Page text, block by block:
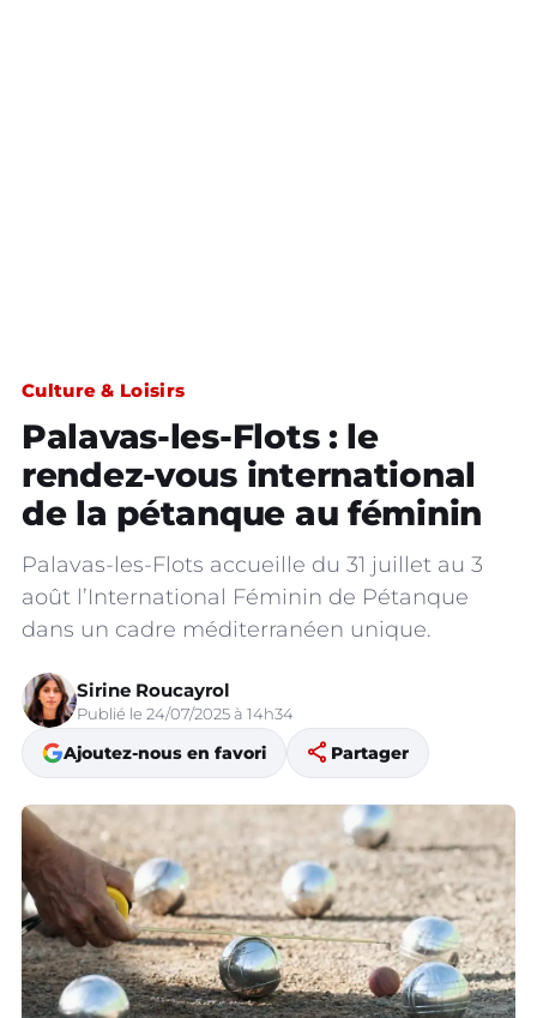
Culture & Loisirs
Palavas-les-Flots : le
rendez-vous international
de la pétanque au féminin
Palavas-les-Flots accueille du 31 juillet au 3
août l’International Féminin de Pétanque
dans un cadre méditerranéen unique.
Sirine Roucayrol
Publié le 24/07/2025 à 14h34
Ajoutez-nous en favori share Partager